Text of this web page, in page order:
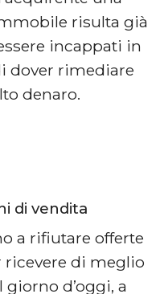
risulta già
incappati in
dover rimediare
denaro.
di vendita
a rifiutare offerte
ricevere di meglio
d’oggi, a